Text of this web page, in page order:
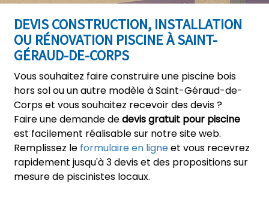
DEVIS CONSTRUCTION, INSTALLATION
OU RÉNOVATION PISCINE À SAINT-
GÉRAUD-DE-CORPS
Vous souhaitez faire construire une piscine bois
hors sol ou un autre modèle à Saint-Géraud-de-
Corps et vous souhaitez recevoir des devis ?
Faire une demande dedevis gratuit pour piscine
est facilement réalisable sur notre site web.
Remplissez le formulaire en ligneet vous recevrez
rapidement jusqu'à 3 devis et des propositions sur
mesure de piscinistes locaux.